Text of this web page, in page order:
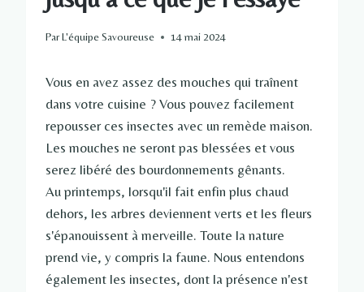
ParL'équipe Savoureuse 14 mai 2024
Vous en avez assez des mouches qui traînent
dans votre cuisine ? Vous pouvez facilement
repousser ces insectes avec un remède maison.
Les mouches ne seront pas blessées et vous
serez libéré des bourdonnements gênants.
Au printemps, lorsqu'il fait enfin plus chaud
dehors, les arbres deviennent verts et les fleurs
s'épanouissent à merveille. Toute la nature
prend vie, y compris la faune. Nous entendons
également les insectes, dont la présence n'est